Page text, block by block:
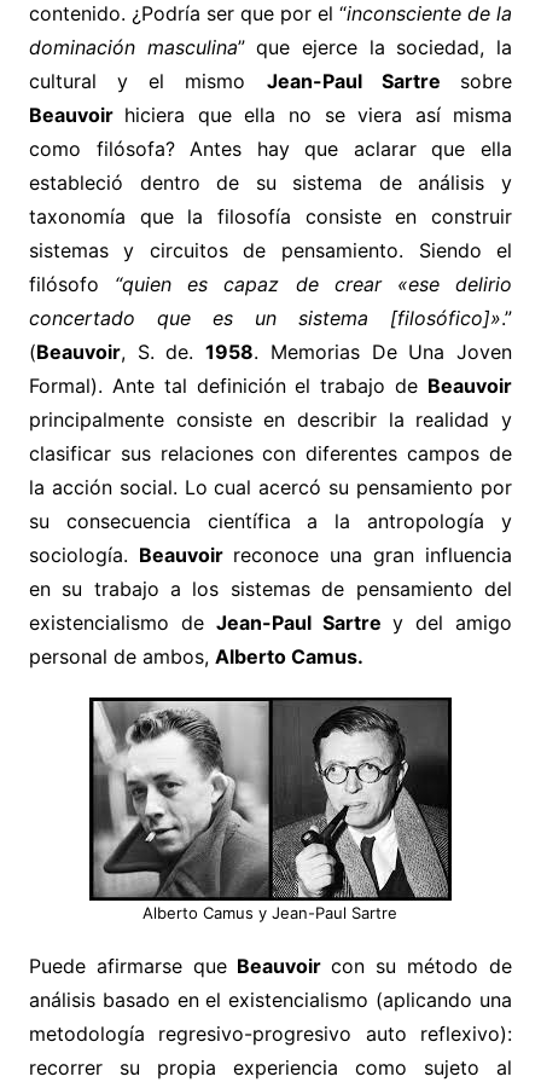
contenido. ¿Podría ser que por el “inconsciente de la
dominación masculina” que ejerce la sociedad, la
cultural y el mismo Jean-Paul Sartre sobre
Beauvoir hiciera que ella no se viera así misma
como filósofa? Antes hay que aclarar que ella
estableció dentro de su sistema de análisis y
taxonomía que la filosofía consiste en construir
sistemas y circuitos de pensamiento. Siendo el
filósofo “quien es capaz de crear «ese delirio
concertado que es un sistema [filosófico]».”
(Beauvoir, S. de.1958. Memorias De Una Joven
Formal). Ante tal definición el trabajo de Beauvoir
principalmente consiste en describir la realidad y
clasificar sus relaciones con diferentes campos de
la acción social. Lo cual acercó su pensamiento por
su consecuencia científica a la antropología y
sociología. Beauvoir reconoce una gran influencia
en su trabajo a los sistemas de pensamiento del
existencialismo de Jean-Paul Sartrey del amigo
personal de ambos, Alberto Camus.
Alberto Camus y Jean-Paul Sartre
Puede afirmarse queBeauvoircon su método de
análisis basado en el existencialismo (aplicando una
metodología regresivo-progresivo auto reflexivo):
recorrer su propia experiencia como sujeto al